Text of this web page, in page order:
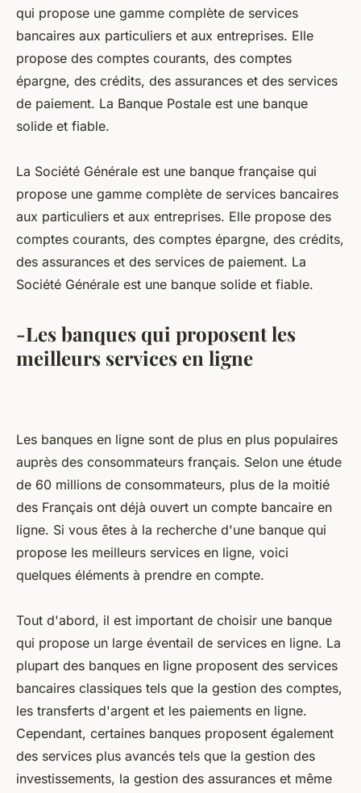
qui propose une gamme complète de services
bancaires aux particuliers et aux entreprises. Elle
propose des comptes courants, des comptes
épargne, des crédits, des assurances et des services
de paiement. La Banque Postale est une banque
solide et fiable.
La Société Générale est une banque française qui
propose une gamme complète de services bancaires
aux particuliers et aux entreprises. Elle propose des
comptes courants, des comptes épargne, des crédits,
des assurances et des services de paiement. La
Société Générale est une banque solide et fiable.
-Les banques qui proposent les
meilleurs services en ligne
Les banques en ligne sont de plus en plus populaires
auprès des consommateurs français. Selon une étude
de 60 millions de consommateurs, plus de la moitié
des Français ont déjà ouvert un compte bancaire en
ligne. Si vous êtes à la recherche d'une banque qui
propose les meilleurs services en ligne, voici
quelques éléments à prendre en compte.
Tout d'abord, il est important de choisir une banque
qui propose un large éventail de services en ligne. La
plupart des banques en ligne proposent des services
bancaires classiques tels que la gestion des comptes,
les transferts d'argent et les paiements en ligne.
Cependant, certaines banques proposent également
des services plus avancés tels que la gestion des
investissements, la gestion des assurances et même